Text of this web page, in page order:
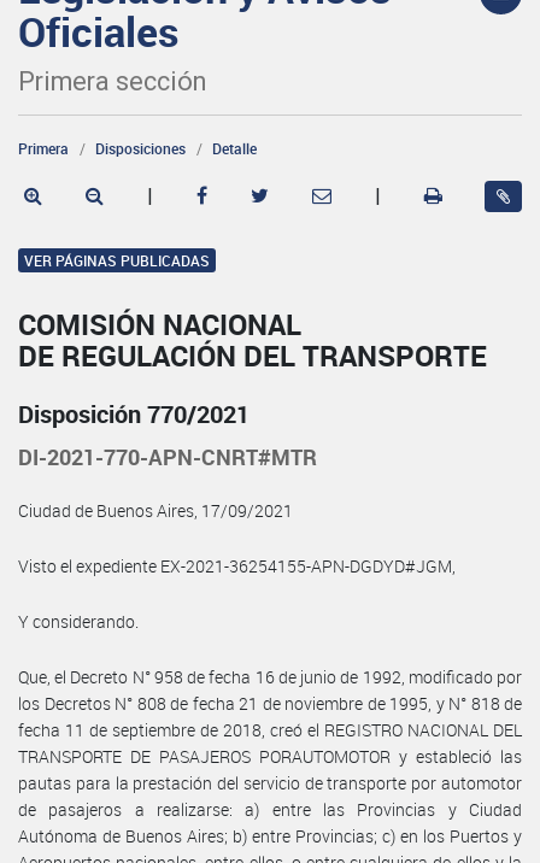
Oficiales
Primera sección
Primera Disposiciones Detalle
| |
VER PÁGINAS PUBLICADAS
COMISIÓN NACIONAL
DE REGULACIÓN DEL TRANSPORTE
Disposición 770/2021
DI-2021-770-APN-CNRT#MTR
Ciudad de Buenos Aires, 17/09/2021
Visto el expediente EX-2021-36254155-APN-DGDYD#JGM,
Y considerando.
Que, el Decreto N° 958 de fecha 16 de junio de 1992, modificado por
los Decretos N° 808 de fecha 21 de noviembre de 1995, y N° 818 de
fecha 11 de septiembre de 2018, creó el REGISTRO NACIONAL DEL
TRANSPORTE DE PASAJEROS PORAUTOMOTOR y estableció las
pautas para la prestación del servicio de transporte por automotor
de pasajeros a realizarse: a) entre las Provincias y Ciudad
Autónoma de Buenos Aires; b) entre Provincias; c) en los Puertos y